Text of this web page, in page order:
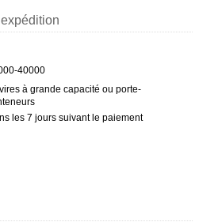
40000
à grande capacité ou porte-
les 7 jours suivant le paiement